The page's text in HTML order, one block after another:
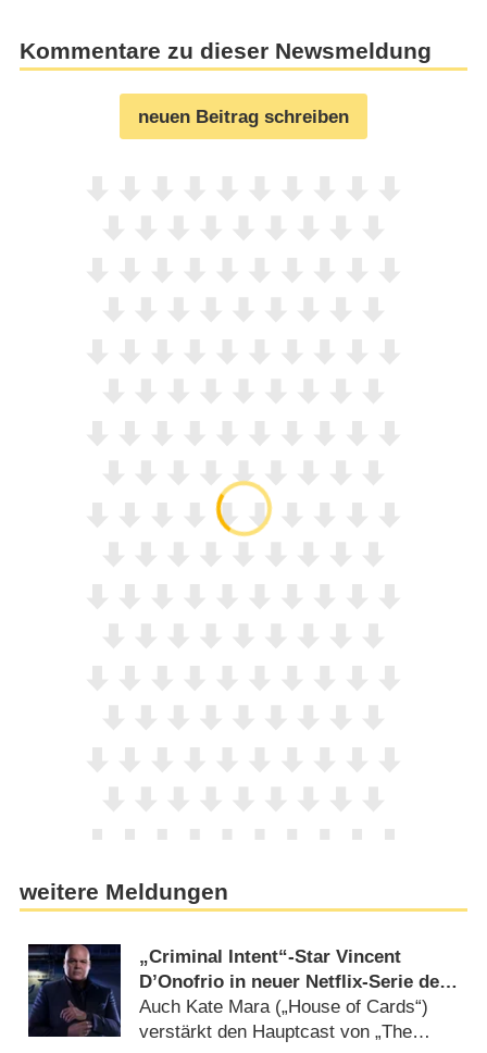
Kommentare zu dieser Newsmeldung
neuen Beitrag schreiben
weitere Meldungen
„Criminal Intent“-Star Vincent
D’Onofrio in neuer Netflix-Serie der
„Billions“-Macher
Auch Kate Mara („House of Cards“)
verstärkt den Hauptcast von „The